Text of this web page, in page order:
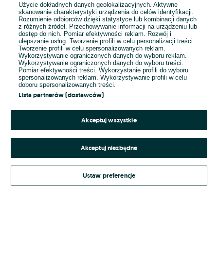
E-mail
Hasło
Kontynuując za pośrednictwem jednego z dostawców wskazanych powyżej,
Regulamin serwisu OLX.pl w jego aktualnym brzmieniu.
Użycie dokładnych danych geolokalizacyjnych. Aktywne
skanowanie charakterystyki urządzenia do celów identyfikacji.
Rozumienie odbiorców dzięki statystyce lub kombinacji danych
z różnych źródeł. Przechowywanie informacji na urządzeniu lub
dostęp do nich. Pomiar efektywności reklam. Rozwój i
ulepszanie usług. Tworzenie profili w celu personalizacji treści.
Tworzenie profili w celu spersonalizowanych reklam.
Wykorzystywanie ograniczonych danych do wyboru reklam.
Wykorzystywanie ograniczonych danych do wyboru treści.
Pomiar efektywności treści. Wykorzystanie profili do wyboru
spersonalizowanych reklam. Wykorzystywanie profili w celu
doboru spersonalizowanych treści.
Lista partnerów (dostawców)
Akceptuj wszystkie
Akceptuj niezbędne
Ustaw preferencje